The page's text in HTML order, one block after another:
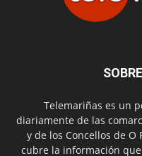
Telemariñas es un
diariamente de las
y de los Concellos de O
cubre la información